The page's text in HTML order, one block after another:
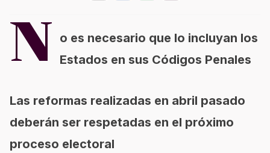
N
o es necesario que lo incluyan los
Estados en sus Códigos Penales
Las reformas realizadas en abril pasado
deberán ser respetadas en el próximo
proceso electoral